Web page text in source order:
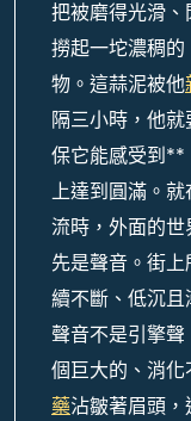
把被磨得光滑
撈起一坨濃稠
物。這蒜泥被他
隔三小時，他
保它能感受到**
上達到圓滿。
流時，外面的
先是聲音。街
續不斷、低沉
聲音不是引擎
個巨大的、消
藥沾皺著眉頭